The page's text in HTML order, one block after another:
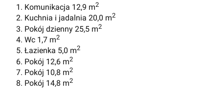
1. Komunikacja 12,9 m2
2. Kuchnia i jadalnia 20,0 m2
3. Pokój dzienny 25,5 m2
4. Wc 1,7 m2
5. Łazienka 5,0 m2
6. Pokój 12,6 m2
7. Pokój 10,8 m2
8. Pokój 14,8 m2